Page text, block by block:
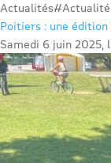
Actualités#Actualité
Poitiers : une
Samedi 6 juin 2025,